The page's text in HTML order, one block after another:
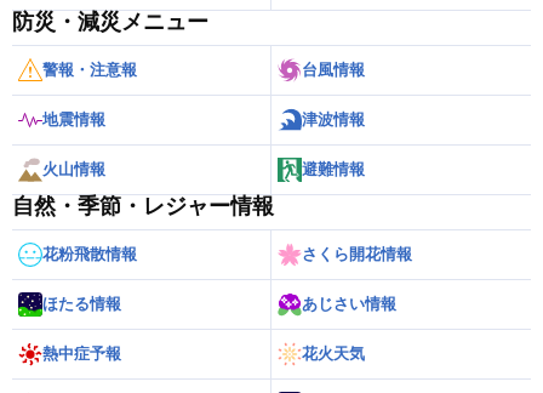
防災・減災メニュー
警報・注意報 台風情報
地震情報 津波情報
火山情報 避難情報
自然・季節・レジャー情報
花粉飛散情報 さくら開花情報
ほたる情報 あじさい情報
熱中症予報 花火天気